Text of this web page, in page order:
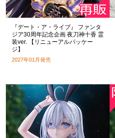
『デート・ア・ライブ』 ファンタ
ジア30周年記念企画 夜刀神十香 霊
装ver. 【リニューアルパッケー
ジ】
2027年01月発売